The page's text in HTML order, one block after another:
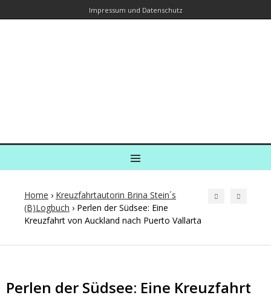
Impressum und Datenschutz
MENU
Home › Kreuzfahrtautorin Brina Stein´s
(B)Logbuch › Perlen der Südsee: Eine
Kreuzfahrt von Auckland nach Puerto Vallarta
Perlen der Südsee: Eine Kreuzfahrt